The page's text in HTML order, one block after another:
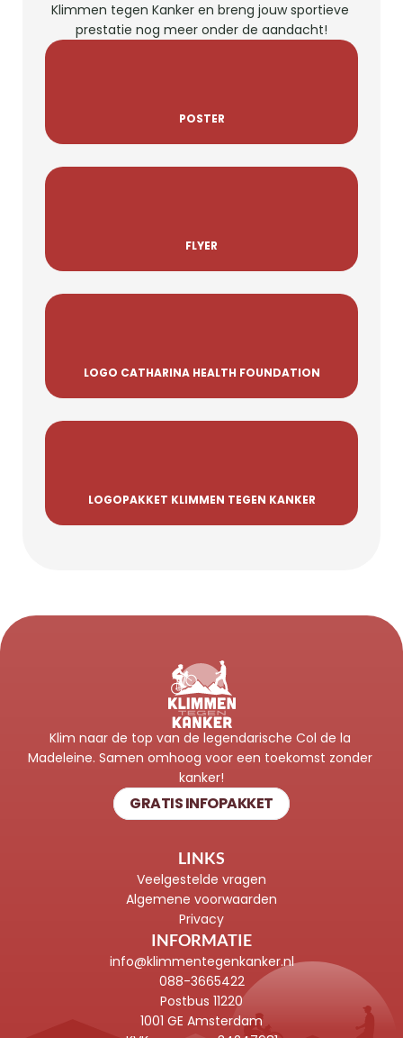
Klimmen tegen Kanker en breng jouw sportieve
prestatie nog meer onder de aandacht!
POSTER
FLYER
LOGO CATHARINA HEALTH FOUNDATION
LOGOPAKKET KLIMMEN TEGEN KANKER
Klim naar de top van de legendarische Col de la
Madeleine. Samen omhoog voor een toekomst zonder
kanker!
GRATIS INFOPAKKET
LINKS
Veelgestelde vragen
Algemene voorwaarden
Privacy
INFORMATIE
info@klimmentegenkanker.nl
088-3665422
Postbus 11220
1001 GE Amsterdam